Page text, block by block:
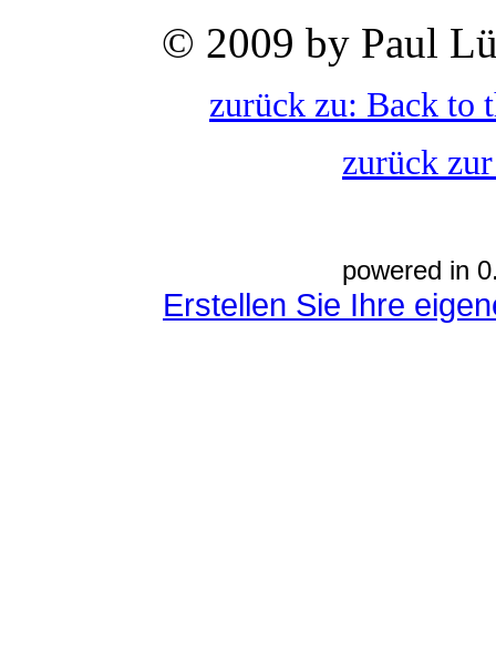
© 2009 by Paul
zurück zu: Back to
zurück
powered in
Erstellen Sie Ihre